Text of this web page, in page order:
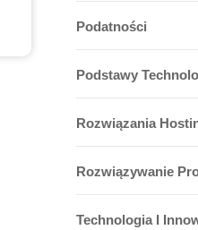
Podatności
Podstawy
Rozwiązania
Rozwiązywanie
Technologia I